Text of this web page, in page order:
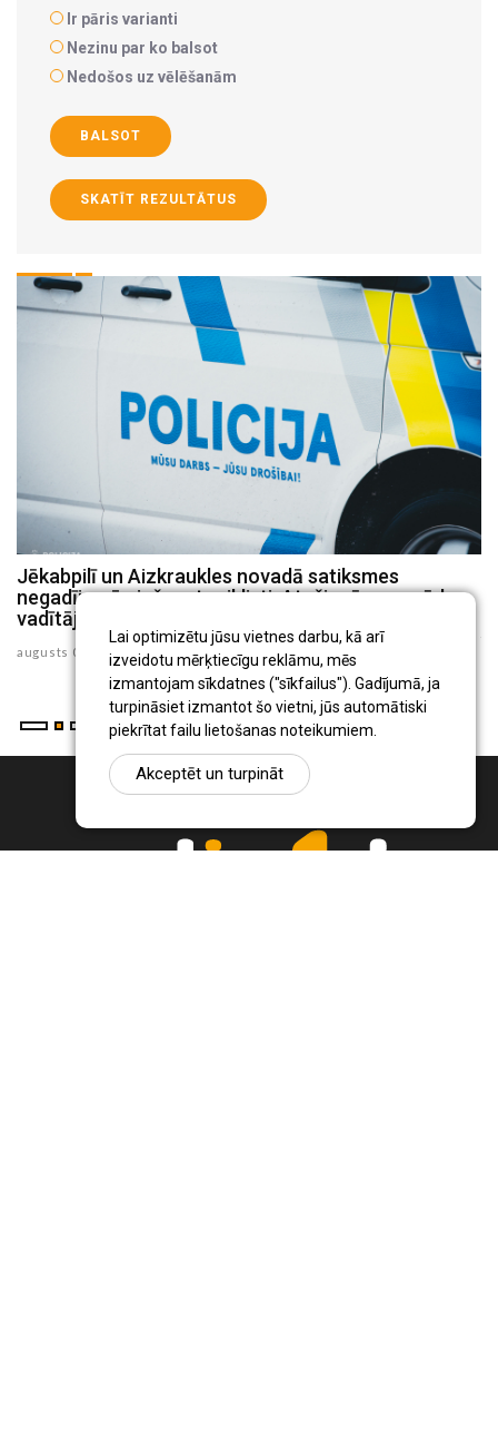
Lai optimizētu jūsu vietnes darbu, kā arī
izveidotu mērķtiecīgu reklāmu, mēs
izmantojam sīkdatnes ("sīkfailus"). Gadījumā, ja
turpināsiet izmantot šo vietni, jūs automātiski
piekrītat failu lietošanas noteikumiem.
Akceptēt un turpināt
Ir pāris varianti
Nezinu par ko balsot
Nedošos uz vēlēšanām
BALSOT
SKATĪT REZULTĀTUS
Jēkabpilī un Aizkraukles novadā satiksmes
negadījumā cieš motociklisti, Atašienē – mopēda
vadītājs
augusts 03 , 2026